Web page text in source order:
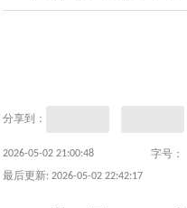
分享到：
2026-05-02 21:00:48 字号：
最后更新: 2026-05-02 22:42:17